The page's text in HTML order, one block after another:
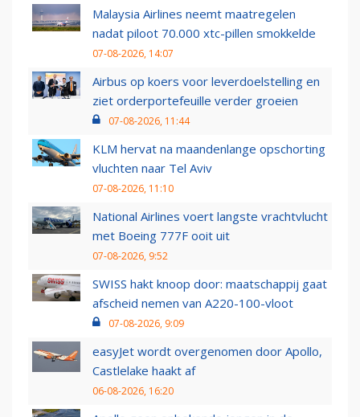
Malaysia Airlines neemt maatregelen
nadat piloot 70.000 xtc-pillen smokkelde
07-08-2026, 14:07
Airbus op koers voor leverdoelstelling en
ziet orderportefeuille verder groeien
07-08-2026, 11:44
KLM hervat na maandenlange opschorting
vluchten naar Tel Aviv
07-08-2026, 11:10
National Airlines voert langste vrachtvlucht
met Boeing 777F ooit uit
07-08-2026, 9:52
SWISS hakt knoop door: maatschappij gaat
afscheid nemen van A220-100-vloot
07-08-2026, 9:09
easyJet wordt overgenomen door Apollo,
Castlelake haakt af
06-08-2026, 16:20